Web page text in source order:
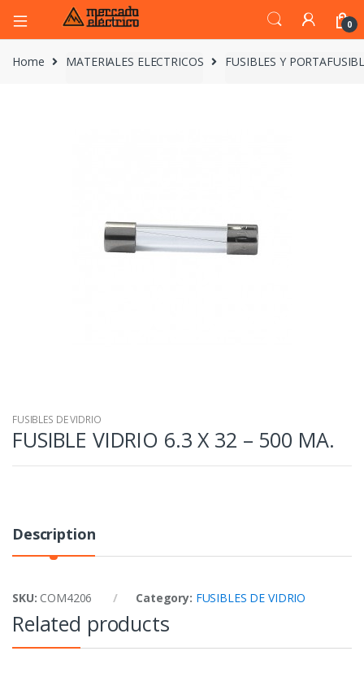
0
Home MATERIALES ELECTRICOS FUSIBLES Y
FUSIBLES DE VIDRIO
FUSIBLE VIDRIO 6.3 X 32 – 500 MA.
Description
SKU: COM4206 Category: FUSIBLES DE VIDRIO
Related products